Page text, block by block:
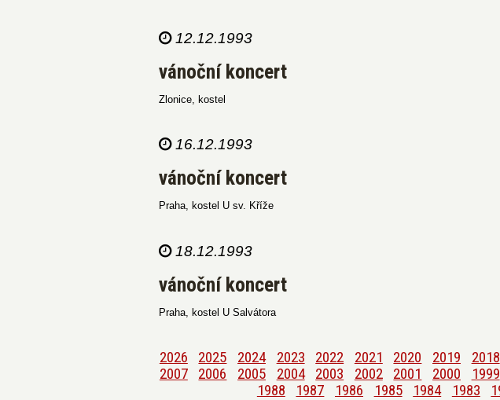
12.12.1993
vánoční koncert
Zlonice, kostel
16.12.1993
vánoční koncert
Praha, kostel U sv. Kříže
18.12.1993
vánoční koncert
Praha, kostel U Salvátora
2026 2025 2024 2023 2022 2021 2020 2019 2018
2007
2006 2005 2004 2003 2002 2001 2000 1999
1988
1987 1986 1985 1984 1983